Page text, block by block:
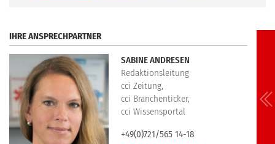
IHRE ANSPRECHPARTNER
SABINE ANDRESEN
Redaktionsleitung
cci Zeitung,
cci Branchenticker,
cci Wissensportal
+49(0)721/565 14-18